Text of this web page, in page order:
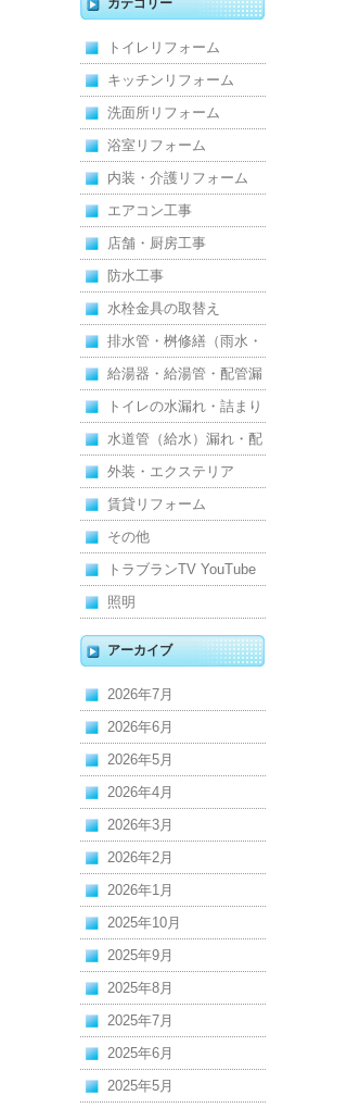
新し、扉新設で動線を整
えた全面改修
トイレリフォーム
キッチンリフォーム
洗面所リフォーム
浴室リフォーム
内装・介護リフォーム
エアコン工事
店舗・厨房工事
防水工事
水栓金具の取替え
排水管・桝修繕（雨水・
汚水）
給湯器・給湯管・配管漏
れ
トイレの水漏れ・詰まり
水道管（給水）漏れ・配
管
外装・エクステリア
賃貸リフォーム
その他
トラブランTV YouTube
照明
アーカイブ
2026年7月
2026年6月
2026年5月
2026年4月
2026年3月
2026年2月
2026年1月
2025年10月
2025年9月
2025年8月
2025年7月
2025年6月
2025年5月